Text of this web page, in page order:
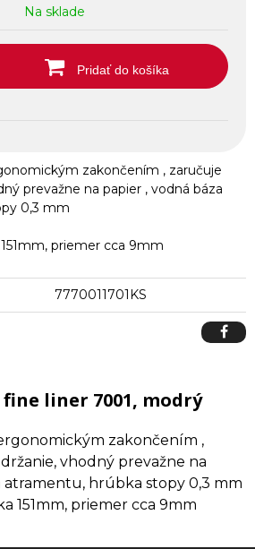
Na sklade
Pridať do košíka
zakončením , zaručuje
prevažne na papier , vodná báza
0,3 mm
priemer cca 9mm
7770011701KS
fine liner 7001, modrý
zakončením ,
vhodný prevažne na
atramentu, hrúbka stopy 0,3 mm
151mm, priemer cca 9mm